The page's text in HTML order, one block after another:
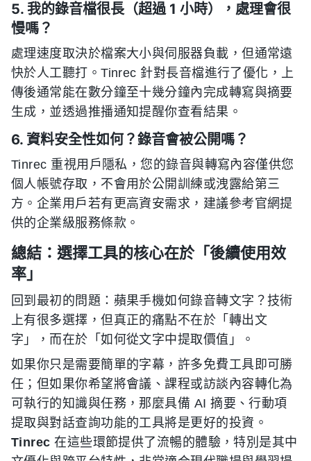
5. 我的錄音檔很長（超過 1 小時），處理會很
慢嗎？
處理速度取決於檔案大小與伺服器負載，但通常遠
快於人工聽打。Tinrec 針對長音檔進行了優化，上
傳後通常能在數分鐘至十幾分鐘內完成轉寫與摘要
生成，並透過推播通知提醒你查看結果。
6. 資料安全性如何？錄音會被公開嗎？
Tinrec 重視用戶隱私，您的錄音與轉寫內容僅供您
個人帳號存取，不會用於公開訓練或洩露給第三
方。企業用戶若有更高資安需求，建議參考官網提
供的企業級服務條款。
總結：選擇工具的核心在於「後續使用效
率」
回到最初的問題：蘋果手機如何錄音轉文字？技術
上有很多選擇，但真正的痛點不在於「轉出文
字」，而在於「如何從文字中提取價值」。
如果你只是需要簡單的字幕，許多免費工具即可勝
任；但如果你希望將會議、課程或訪談內容轉化為
可執行的知識與任務，那麼具備 AI 摘要、行動項
提取與對話查詢功能的工具將是更好的投資。
Tinrec 在這些環節提供了流暢的體驗，特別是其中